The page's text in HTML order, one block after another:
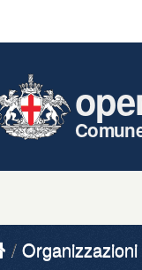
Organizzazioni